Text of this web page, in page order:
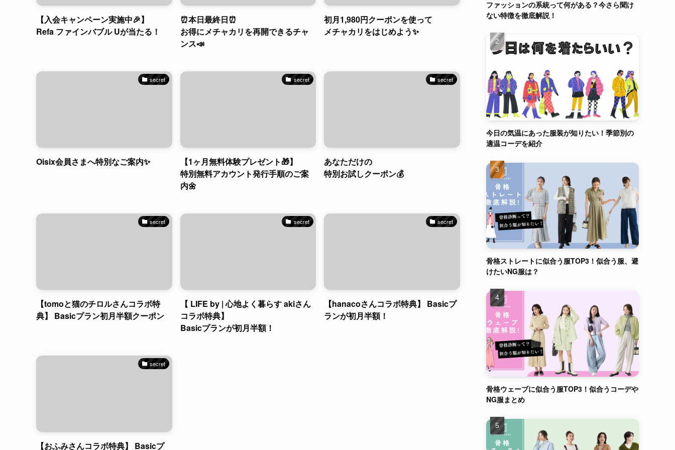
【入会キャンペーン実施中🎉】
Refa ファインバブル Uが当たる！
⏰本日最終日⏰
お得にメチャカリを再開できるチャ
ンス📣
初月1,980円クーポンを使って
メチャカリをはじめよう✨
secret
Oisix会員さまへ特別なご案内✨
secret
【1ヶ月無料体験プレゼント🎁】
特別無料アカウント発行手順のご案
内🌼
secret
あなただけの
特別お試しクーポン💰
secret
【tomoと猫のチロルさんコラボ特
典】 Basicプラン初月半額クーポン
secret
【 LIFE by | 心地よく暮らす akiさん
コラボ特典】
Basicプランが初月半額！
secret
【hanacoさんコラボ特典】 Basicプ
ランが初月半額！
secret
【おふみさんコラボ特典】 Basicプ
ファッションの系統って何がある？今さら聞け
ない特徴を徹底解説！
今日の気温にあった服装が知りたい！季節別の
適温コーデを紹介
骨格ストレートに似合う服TOP3！似合う服、避
けたいNG服は？
骨格ウェーブに似合う服TOP3！似合うコーデや
NG服まとめ